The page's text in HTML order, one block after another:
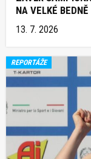
NA VELKÉ BEDNĚ
13. 7. 2026
REPORTÁŽE